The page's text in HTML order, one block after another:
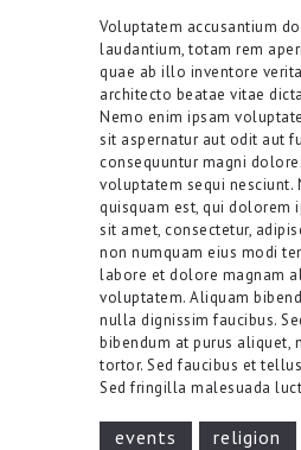
Voluptatem accusantium
laudantium, totam rem
quae ab illo inventore
architecto beatae vitae
Nemo enim ipsam
sit aspernatur aut odit aut
consequuntur magni
voluptatem sequi nesciunt.
quisquam est, qui dolorem
sit amet, consectetur,
non numquam eius modi
labore et dolore magnam
voluptatem. Aliquam
nulla dignissim faucibus.
bibendum at purus aliquet,
tortor. Sed faucibus et
Sed fringilla malesuada
events religion